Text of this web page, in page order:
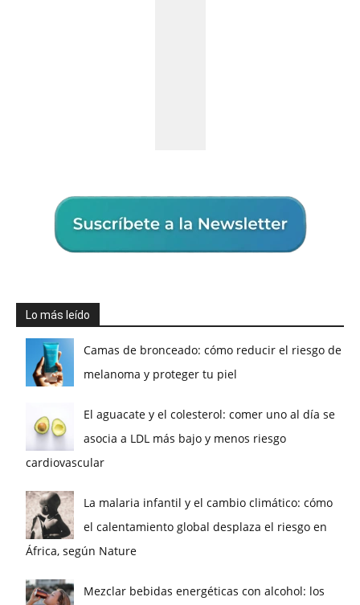
Lo más leído
Camas de bronceado: cómo reducir el riesgo de
melanoma y proteger tu piel
El aguacate y el colesterol: comer uno al día se
asocia a LDL más bajo y menos riesgo
cardiovascular
La malaria infantil y el cambio climático: cómo
el calentamiento global desplaza el riesgo en
África, según Nature
Mezclar bebidas energéticas con alcohol: los